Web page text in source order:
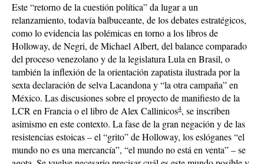
Este “retorno de la cuestión política” da lugar a un
relanzamiento, todavía balbuceante, de los debates estratégicos,
como lo evidencia las polémicas en torno a los libros de
Holloway, de Negri, de Michael Albert, del balance comparado
del proceso venezolano y de la legislatura Lula en Brasil, o
también la inflexión de la orientación zapatista ilustrada por la
sexta declaración de selva Lacandona y “la otra campaña” en
México. Las discusiones sobre el proyecto de manifiesto de la
LCR en Francia o el libro de Alex Callinicos4, se inscriben
asimismo en este contexto. La fase de la gran negación y de las
resistencias estoicas – el “grito” de Holloway, los eslóganes “el
mundo no es una mercancía”, “el mundo no está en venta” – se